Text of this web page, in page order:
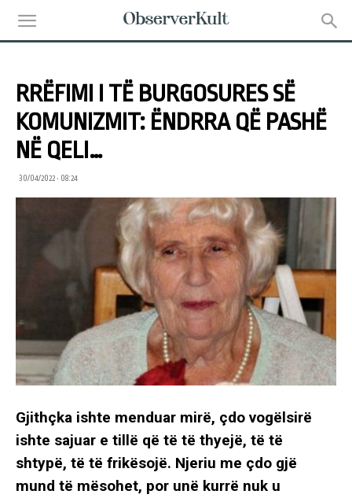
RRËFIMI I TË BURGOSURES SË
KOMUNIZMIT: ËNDRRA QË PASHË
NË QELI…
30/04/2022 • 08:24
Gjithçka ishte menduar mirë, çdo vogëlsirë
ishte sajuar e tillë që të të thyejë, të të
shtypë, të të frikësojë. Njeriu me çdo gjë
mund të mësohet, por unë kurrë nuk u